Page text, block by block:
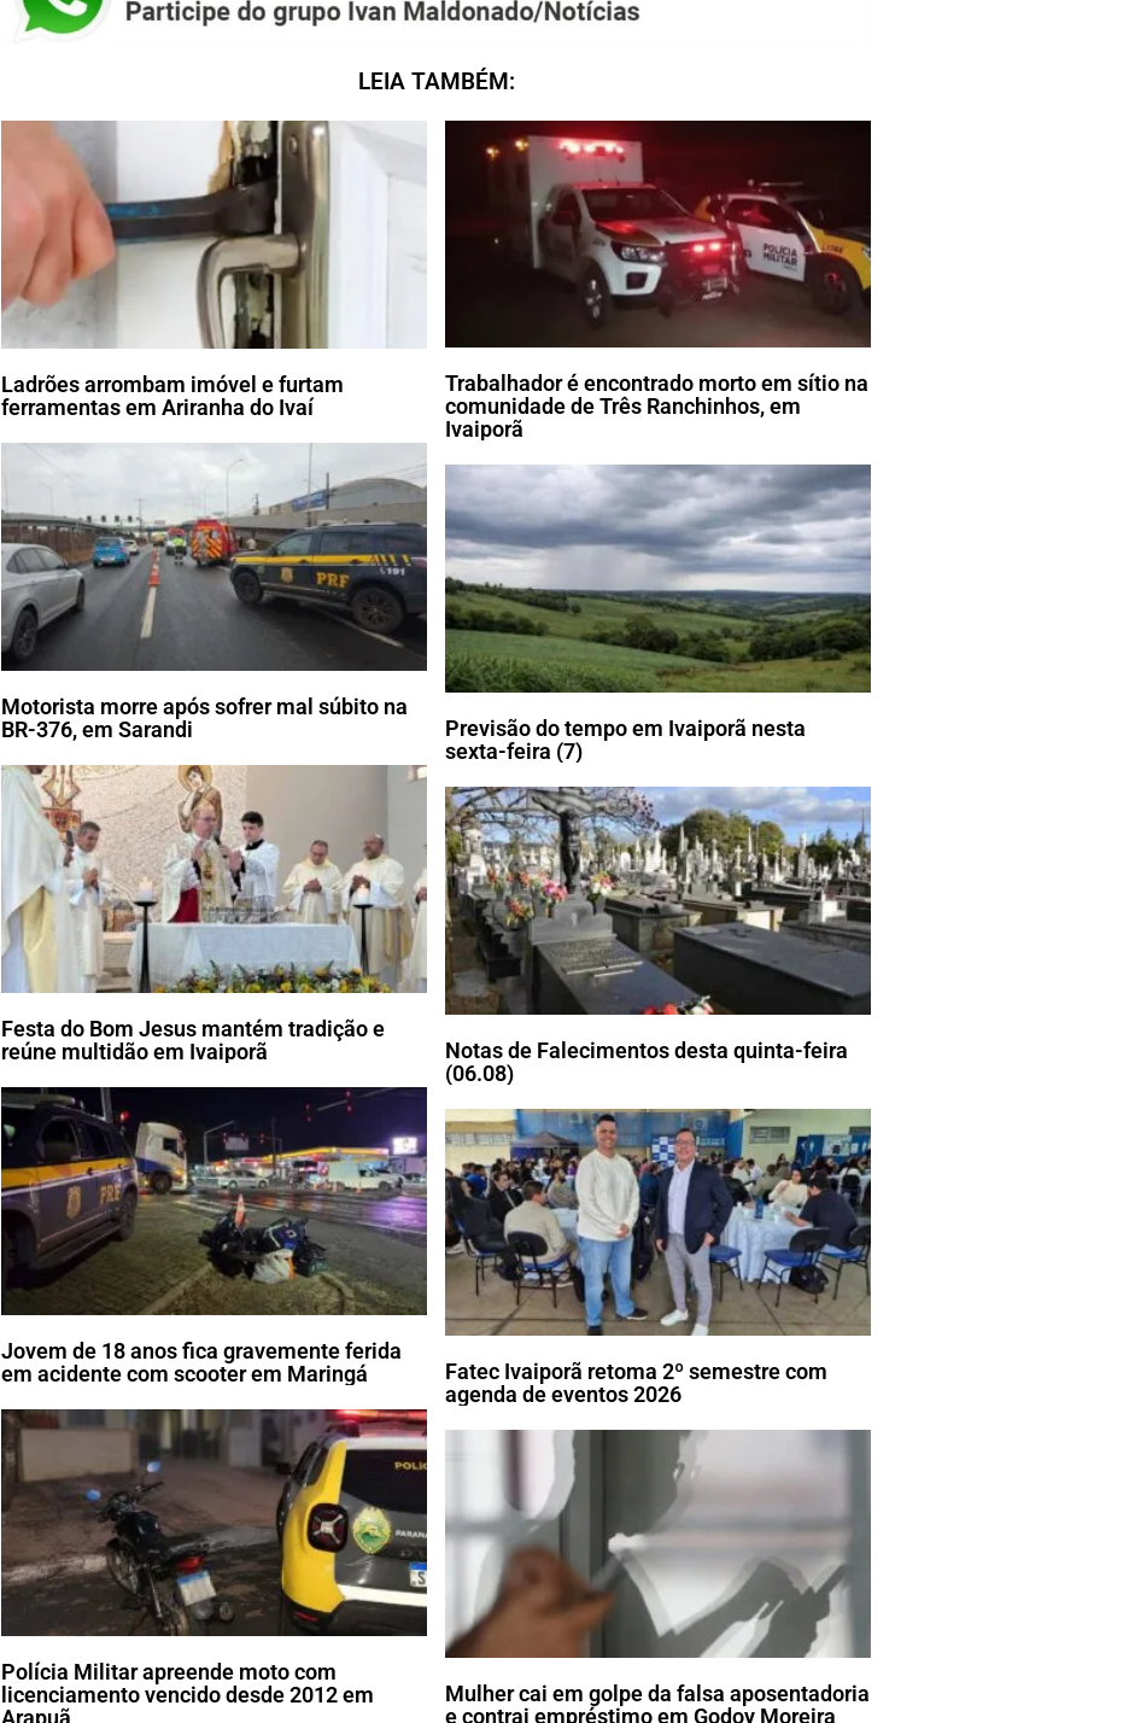
LEIA TAMBÉM:
Ladrões arrombam imóvel e furtam
ferramentas em Ariranha do Ivaí
Trabalhador é encontrado morto em sítio na
comunidade de Três Ranchinhos, em
Ivaiporã
Motorista morre após sofrer mal súbito na
BR-376, em Sarandi
Previsão do tempo em Ivaiporã nesta
sexta-feira (7)
Festa do Bom Jesus mantém tradição e
reúne multidão em Ivaiporã
Notas de Falecimentos desta quinta-feira
(06.08)
Jovem de 18 anos fica gravemente ferida
em acidente com scooter em Maringá
Fatec Ivaiporã retoma 2º semestre com
agenda de eventos 2026
Polícia Militar apreende moto com
licenciamento vencido desde 2012 em
Mulher cai em golpe da falsa aposentadoria
e contrai empréstimo em Godoy Moreira